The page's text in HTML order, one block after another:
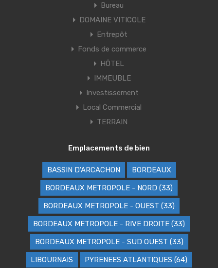
Bureau
DOMAINE VITICOLE
Entrepôt
Fonds de commerce
HÔTEL
IMMEUBLE
Investissement
Local Commercial
TERRAIN
Emplacements de bien
BASSIN D'ARCACHON BORDEAUX
BORDEAUX METROPOLE - NORD (33)
BORDEAUX METROPOLE - OUEST (33)
BORDEAUX METROPOLE - RIVE DROITE (33)
BORDEAUX METROPOLE - SUD OUEST (33)
LIBOURNAIS PYRENEES ATLANTIQUES (64)